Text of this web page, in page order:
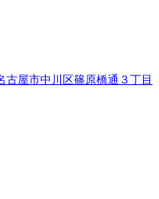
屋市中川区篠原橋通３丁目